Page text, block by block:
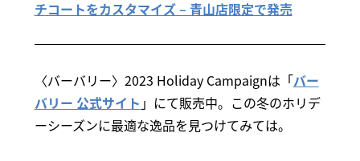
チコートをカスタマイズ – 青山店限定で発売
〈バーバリー〉2023 Holiday Campaignは「バー
バリー 公式サイト 」にて販売中。この冬のホリデ
ーシーズンに最適な逸品を見つけてみては。